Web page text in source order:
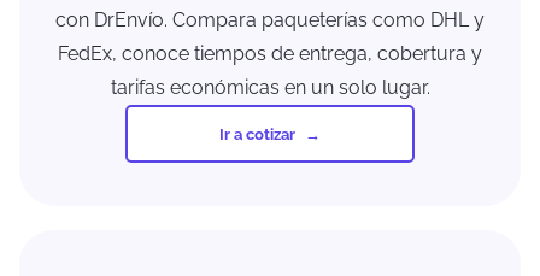
con DrEnvío. Compara paqueterías como DHL y
FedEx, conoce tiempos de entrega, cobertura y
tarifas económicas en un solo lugar.
Ir a cotizar